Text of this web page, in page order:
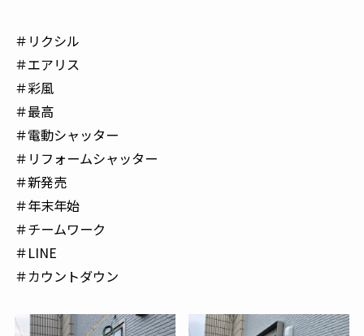
＃リクシル
＃エアリス
＃彩風
＃最高
＃電動シャッター
＃リフォームシャッター
＃新発売
＃年末年始
＃チームワーク
＃LINE
＃カウントダウン